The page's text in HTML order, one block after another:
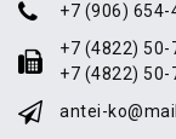
+7 (906) 654-
+7 (4822) 50-
+7 (4822) 50-
antei-